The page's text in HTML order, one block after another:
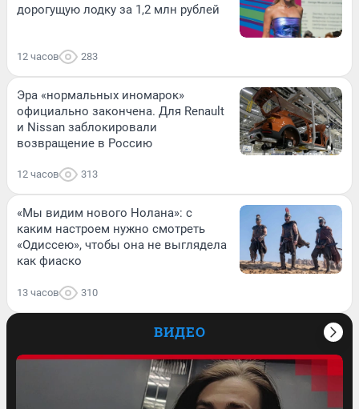
дорогущую лодку за 1,2 млн рублей
12 часов 283
Эра «нормальных иномарок»
официально закончена. Для Renault
и Nissan заблокировали
возвращение в Россию
12 часов 313
«Мы видим нового Нолана»: с
каким настроем нужно смотреть
«Одиссею», чтобы она не выглядела
как фиаско
13 часов 310
ВИДЕО